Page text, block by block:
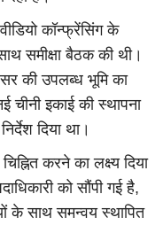
कॉन्फ्रेंसिंग के
समीक्षा बैठक की थी।
की उपलब्ध भूमि का
चीनी इकाई की स्थापना
दिया था।
करने का लक्ष्य दिया
को सौंपी गई है,
के साथ समन्वय स्थापित